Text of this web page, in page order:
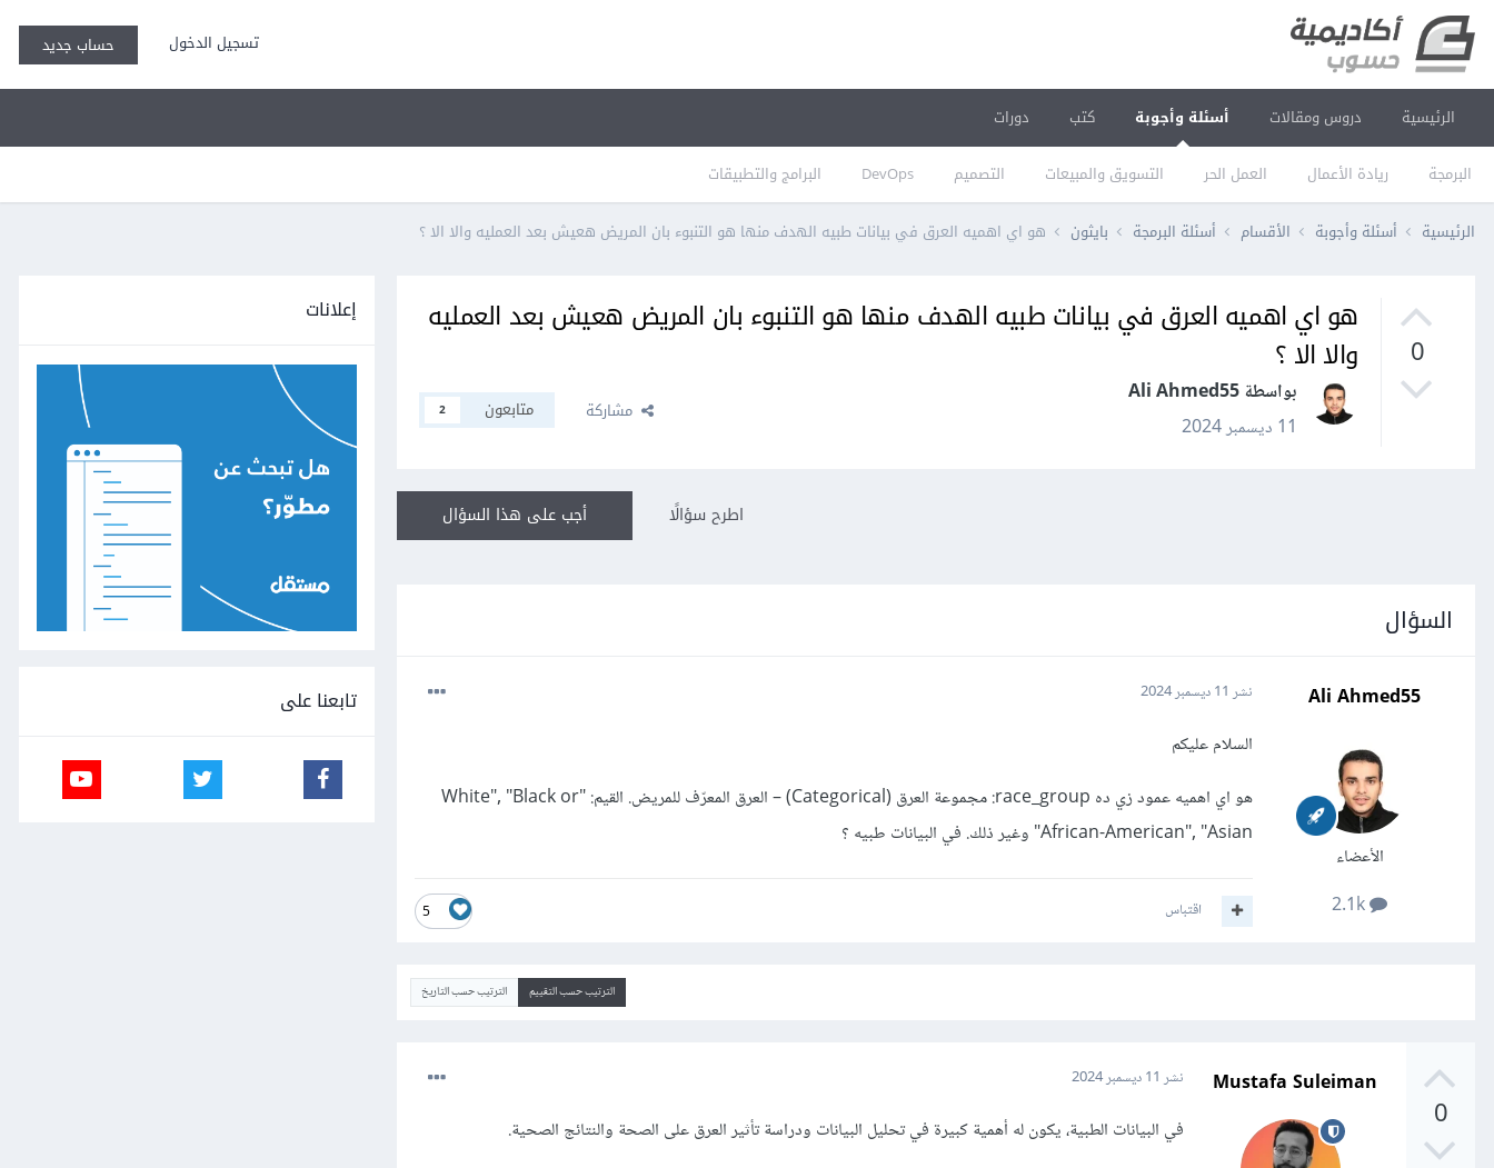
تسجيل الدخول حساب جديد
الرئيسية دروس ومقالات أسئلة وأجوبة
البرمجة ريادة الأعمال العمل الحر التسويق والمبيعات التصميم DevOps البرامج والتطبيقات
كتب دورات
الرئيسية أسئلة وأجوبة الأقسام أسئلة البرمجة بايثون هو اي اهميه العرق في بيانات طبيه الهدف منها هو التنبوء بان المريض هعيش بعد العمليه والا الا ؟
0
هو اي اهميه العرق في بيانات طبيه الهدف منها هو التنبوء بان المريض هعيش بعد العمليه
والا الا ؟
بواسطة Ali Ahmed55
11 ديسمبر 2024
مشاركة متابعون 2
أجب على هذا السؤال اطرح سؤالًا
السؤال
Ali Ahmed55
الأعضاء
نشر 11 ديسمبر 2024
السلام عليكم
هو اي اهميه عمود زي ده race_group: مجموعة العرق (Categorical) – العرق المعرّف للمريض. القيم: "White", "Black or
African-American", "Asian" وغير ذلك. في البيانات طبيه ؟
5 اقتباس
الترتيب حسب التقييم الترتيب حسب التاريخ
0
Mustafa Suleiman نشر 11 ديسمبر 2024
في البيانات الطبية، يكون له أهمية كبيرة في تحليل البيانات ودراسة تأثير العرق على الصحة والنتائج الصحية.
إعلانات
تابعنا على